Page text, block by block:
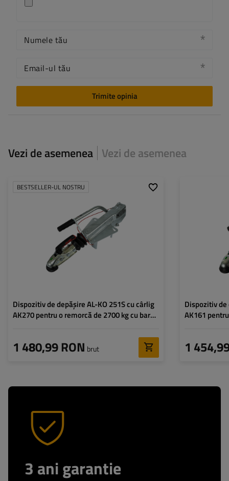
Numele tău
Email-ul tău
Trimite opinia
Vezi de asemenea Vezi de asemenea
BESTSELLER-UL NOSTRU
Dispozitiv de depășire AL-KO 251S cu cârlig
AK270 pentru o remorcă de 2700 kg cu bară
1 480,99 RON brut
1500 - 2700 kg
Presiunea permisă asupra 120 kg
Dispozitiv de
AK161
1
3 ani garantie